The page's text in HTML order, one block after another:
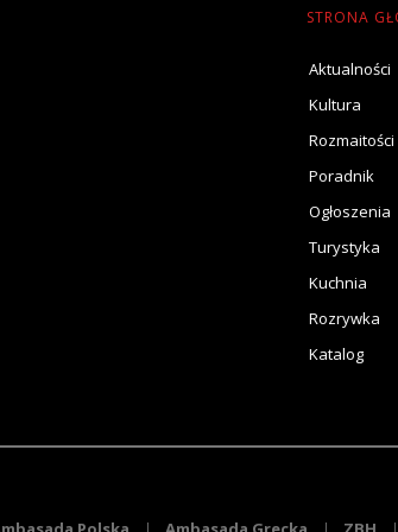
STRONA
Aktualności
Kultura
Rozmaitości
Poradnik
Ogłoszenia
Turystyka
Kuchnia
Rozrywka
Katalog